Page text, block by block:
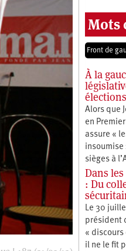
Mots
Front de
À la
Alors que
en
assure «
sièges à
Dans
: Du
Le 30
président
« discours
il ne le fit